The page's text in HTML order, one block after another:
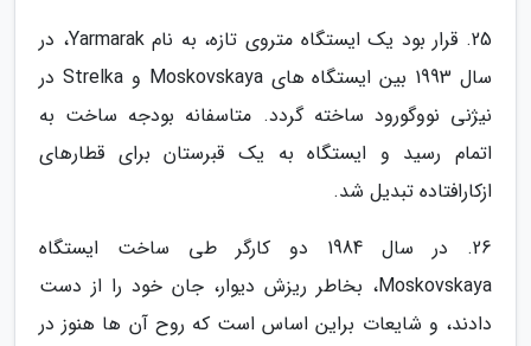
25. قرار بود یک ایستگاه متروی تازه، به نام Yarmarak، در
سال 1993 بین ایستگاه های Moskovskaya و Strelka در
نیژنی نووگورود ساخته گردد. متاسفانه بودجه ساخت به
اتمام رسید و ایستگاه به یک قبرستان برای قطارهای
ازکارافتاده تبدیل شد.
26. در سال 1984 دو کارگر طی ساخت ایستگاه
Moskovskaya، بخاطر ریزش دیوار، جان خود را از دست
دادند، و شایعات براین اساس است که روح آن ها هنوز در